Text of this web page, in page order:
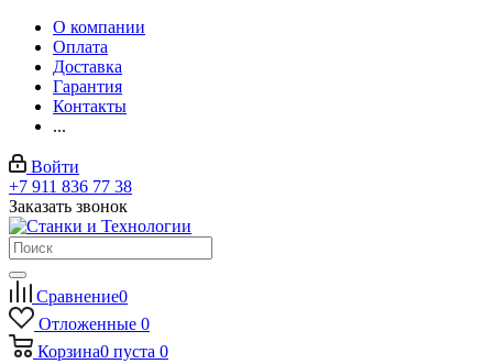
О компании
Оплата
Доставка
Гарантия
Контакты
...
Войти
+7 911 836 77 38
Заказать звонок
Сравнение0
Отложенные 0
Корзина0 пуста 0